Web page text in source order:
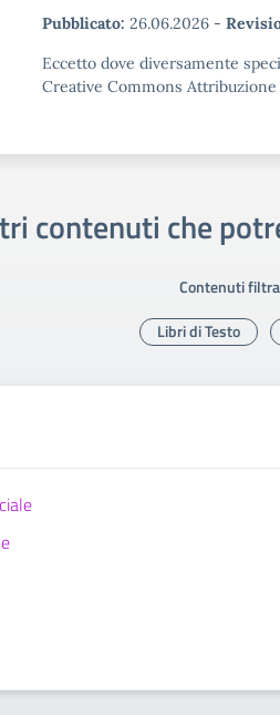
Pubblicato: 26.06.2026 -
Eccetto dove diversamente
Creative Commons Attribuzione
contenuti che
Contenuti
Libri di Testo